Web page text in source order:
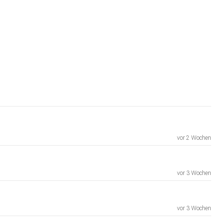
vor 2 Wochen
vor 3 Wochen
vor 3 Wochen